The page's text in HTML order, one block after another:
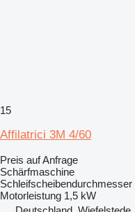
15
Affilatrici 3M 4/60
Preis auf Anfrage
Schärfmaschine
Schleifscheibendurchmesser
Motorleistung 1,5 kW